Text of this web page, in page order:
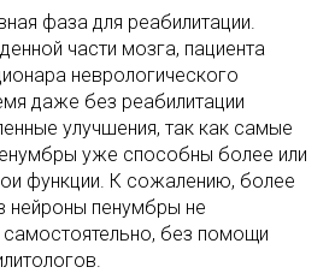
фаза для реабилитации.
части мозга, пациента
неврологического
даже без реабилитации
улучшения, так как самые
уже способны более или
функции. К сожалению, более
нейроны пенумбры не
без помощи